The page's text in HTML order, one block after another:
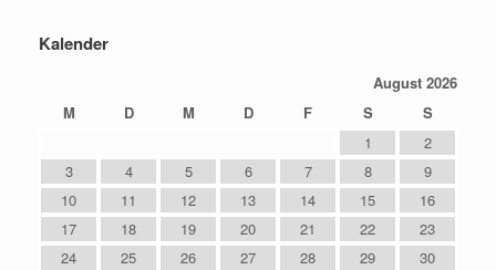
Kalender
August 2026
M
D M D F S
S
1
2
3
4 5 6 7 8
9
10
11 12 13 14 15
16
17
18 19 20 21 22
23
24
25 26 27 28 29
30